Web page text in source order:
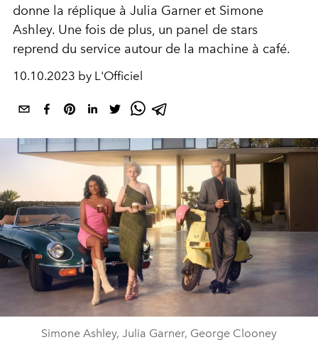
donne la réplique à Julia Garner et Simone
Ashley. Une fois de plus, un panel de stars
reprend du service autour de la machine à café.
10.10.2023 by L'Officiel
Simone Ashley, Julia Garner, George Clooney